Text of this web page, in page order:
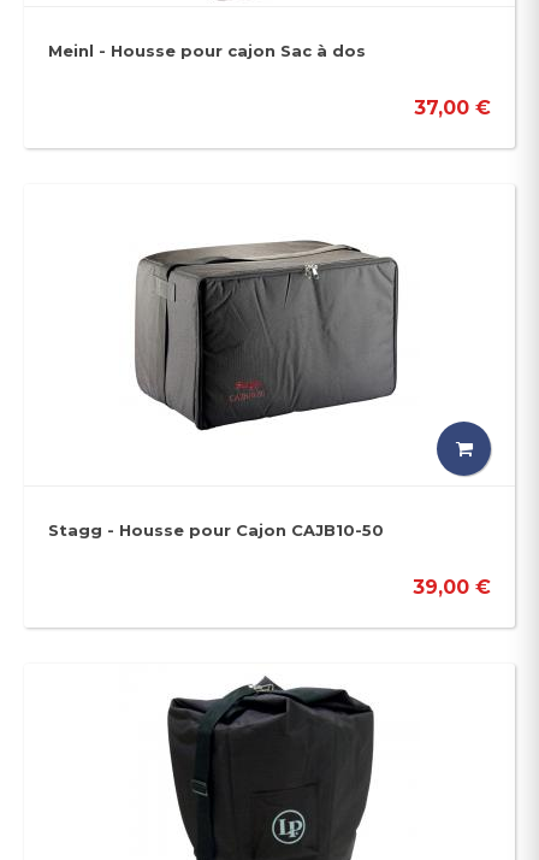
Meinl - Housse pour cajon Sac à dos
37,00 €
Stagg - Housse pour Cajon CAJB10-50
39,00 €